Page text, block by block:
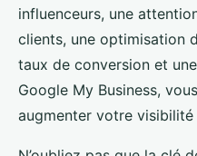
influenceurs, une
clients, une optimisation
taux de conversion et
Google My Business,
augmenter votre visibilité